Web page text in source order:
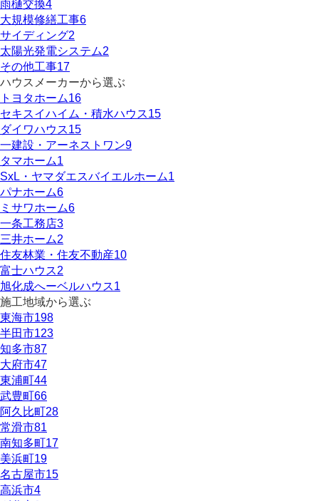
雨樋交換4
大規模修繕工事6
サイディング2
太陽光発電システム2
その他工事17
ハウスメーカーから選ぶ
トヨタホーム16
セキスイハイム・積水ハウス15
ダイワハウス15
一建設・アーネストワン9
タマホーム1
SxL・ヤマダエスバイエルホーム1
パナホーム6
ミサワホーム6
一条工務店3
三井ホーム2
住友林業・住友不動産10
富士ハウス2
旭化成へーベルハウス1
施工地域から選ぶ
東海市198
半田市123
知多市87
大府市47
東浦町44
武豊町66
阿久比町28
常滑市81
南知多町17
美浜町19
名古屋市15
高浜市4